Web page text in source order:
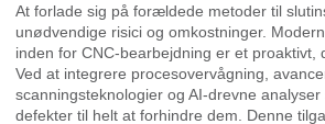
At forlade sig på forældede metoder til
unødvendige risici og omkostninger.
inden for CNC-bearbejdning er et proaktivt,
Ved at integrere procesovervågning,
scanningsteknologier og AI-drevne
defekter til helt at forhindre dem. Denne